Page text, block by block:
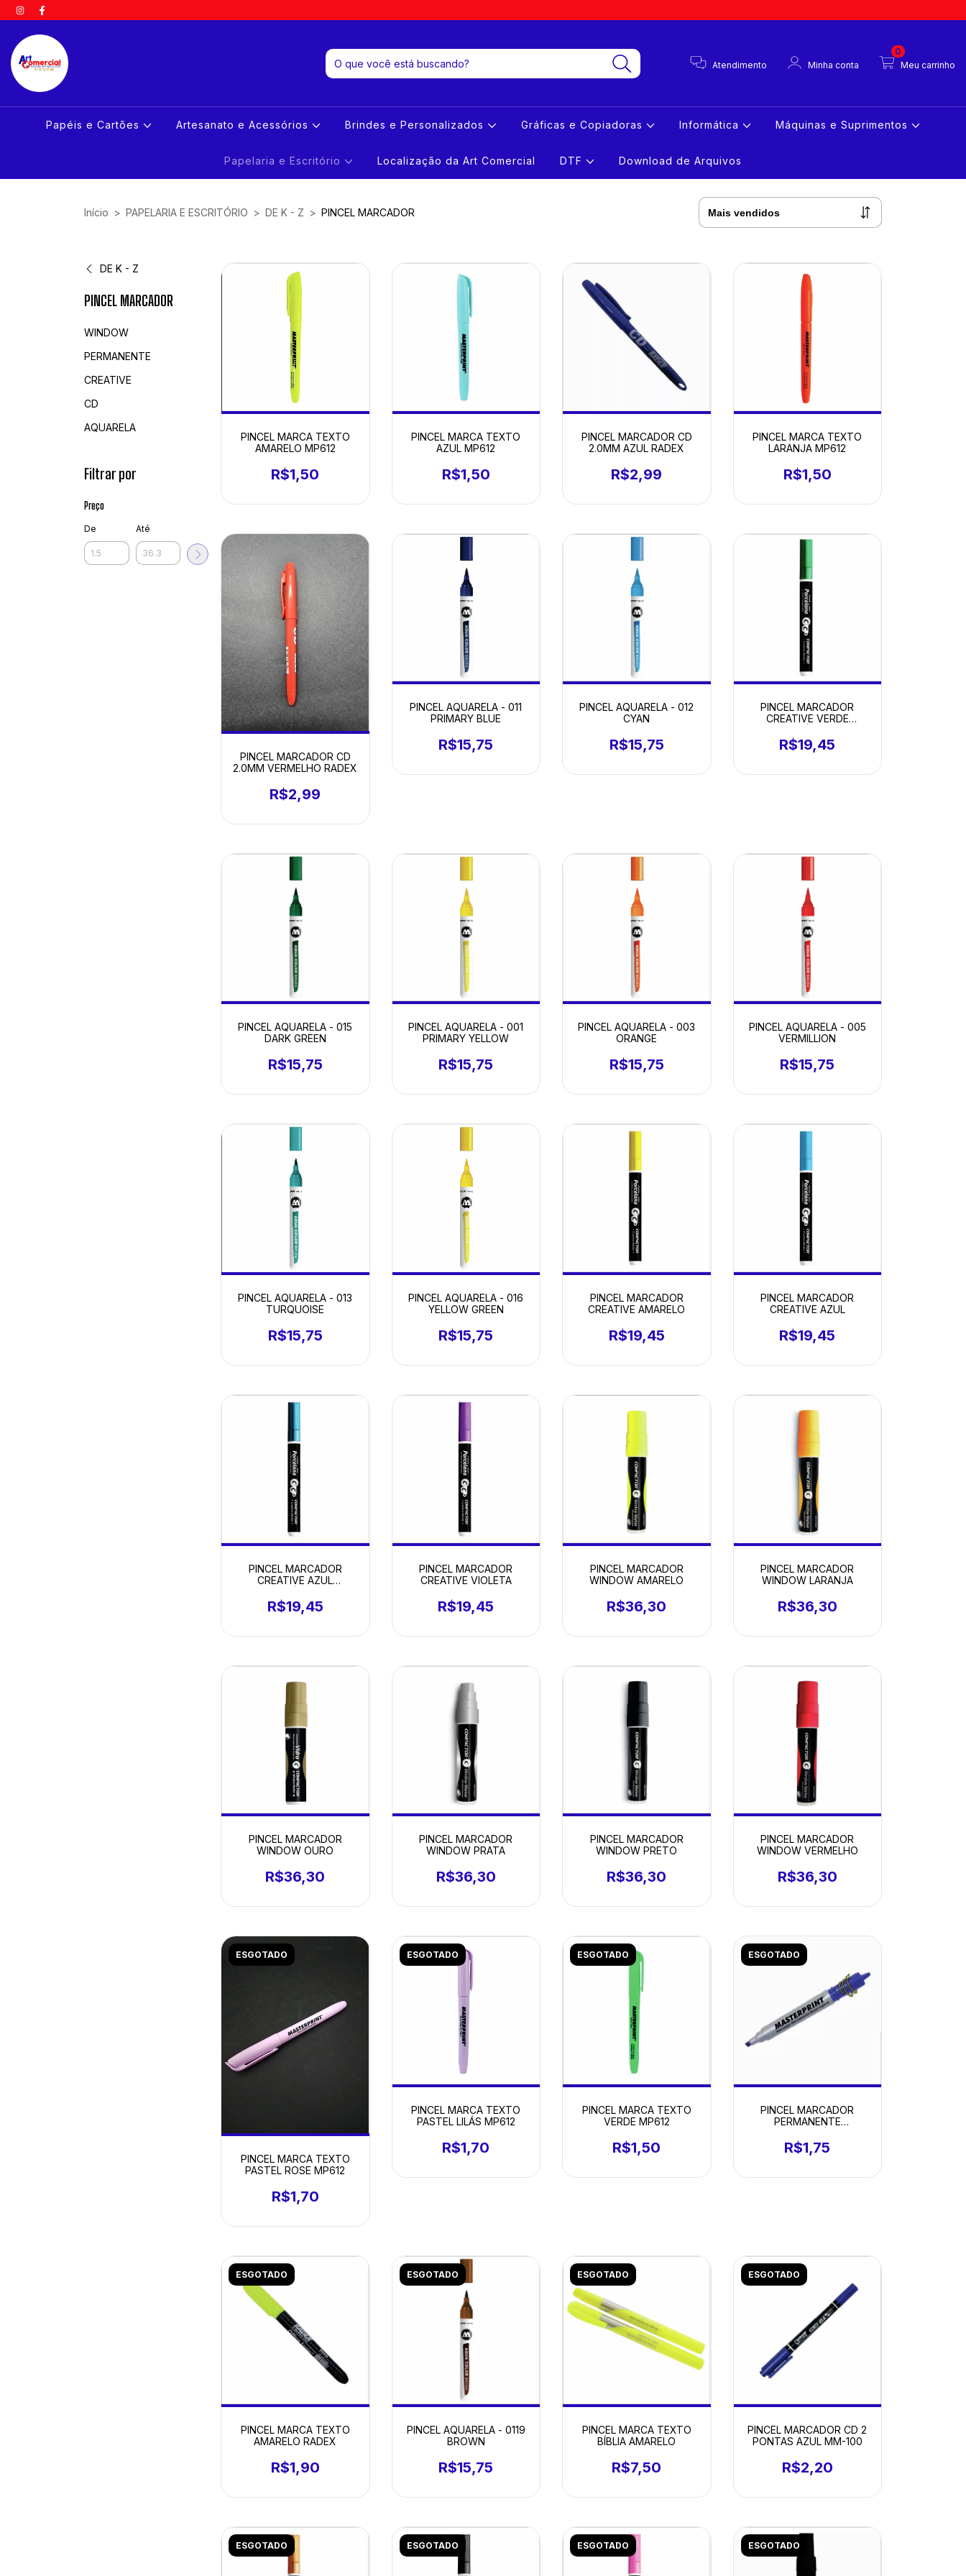
Atendimento Minha conta Meu carrinho
0
Papéis e Cartões Artesanato e Acessórios Brindes e Personalizados Gráficas e Copiadoras Informática Máquinas e Suprimentos
Papelaria e Escritório Localização da Art Comercial DTF Download de Arquivos
Início > PAPELARIA E ESCRITÓRIO > DE K - Z > PINCEL MARCADOR
DE K - Z
PINCEL MARCADOR
WINDOW
PERMANENTE
CREATIVE
CD
AQUARELA
Filtrar por
Preço
De Até
PINCEL MARCA TEXTO
AMARELO MP612
R$1,50
PINCEL MARCA TEXTO
AZUL MP612
R$1,50
PINCEL MARCADOR CD
2.0MM AZUL RADEX
R$2,99
PINCEL MARCA TEXTO
LARANJA MP612
R$1,50
PINCEL MARCADOR CD
2.0MM VERMELHO RADEX
R$2,99
PINCEL AQUARELA - 011
PRIMARY BLUE
R$15,75
PINCEL AQUARELA - 012
CYAN
R$15,75
PINCEL MARCADOR
CREATIVE VERDE
R$19,45
PINCEL AQUARELA - 015
DARK GREEN
R$15,75
PINCEL AQUARELA - 001
PRIMARY YELLOW
R$15,75
PINCEL AQUARELA - 003
ORANGE
R$15,75
PINCEL AQUARELA - 005
VERMILLION
R$15,75
PINCEL AQUARELA - 013
TURQUOISE
R$15,75
PINCEL AQUARELA - 016
YELLOW GREEN
R$15,75
PINCEL MARCADOR
CREATIVE AMARELO
R$19,45
PINCEL MARCADOR
CREATIVE AZUL
R$19,45
PINCEL MARCADOR
CREATIVE AZUL
R$19,45
PINCEL MARCADOR
CREATIVE VIOLETA
R$19,45
PINCEL MARCADOR
WINDOW AMARELO
R$36,30
PINCEL MARCADOR
WINDOW LARANJA
R$36,30
PINCEL MARCADOR
WINDOW OURO
R$36,30
PINCEL MARCADOR
WINDOW PRATA
R$36,30
PINCEL MARCADOR
WINDOW PRETO
R$36,30
PINCEL MARCADOR
WINDOW VERMELHO
R$36,30
ESGOTADO
PINCEL MARCA TEXTO
PASTEL ROSE MP612
R$1,70
ESGOTADO
PINCEL MARCA TEXTO
PASTEL LILÁS MP612
R$1,70
ESGOTADO
PINCEL MARCA TEXTO
VERDE MP612
R$1,50
ESGOTADO
PINCEL MARCADOR
PERMANENTE
R$1,75
ESGOTADO
PINCEL MARCA TEXTO
AMARELO RADEX
R$1,90
ESGOTADO
PINCEL AQUARELA - 0119
BROWN
R$15,75
ESGOTADO
PINCEL MARCA TEXTO
BÍBLIA AMARELO
R$7,50
ESGOTADO
PINCEL MARCADOR CD 2
PONTAS AZUL MM-100
R$2,20
ESGOTADO ESGOTADO ESGOTADO ESGOTADO